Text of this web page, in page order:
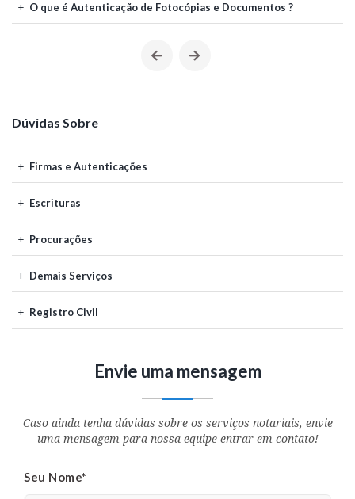
O que é Autenticação de Fotocópias e Documentos ?
Dúvidas Sobre
Firmas e Autenticações
Escrituras
Procurações
Demais Serviços
Registro Civil
Envie uma mensagem
Caso ainda tenha dúvidas sobre os serviços notariais, envie
uma mensagem para nossa equipe entrar em contato!
Seu Nome*